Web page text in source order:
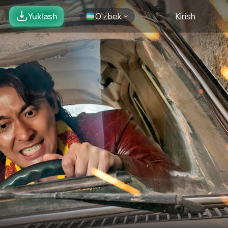
Yuklash O’zbek Kirish